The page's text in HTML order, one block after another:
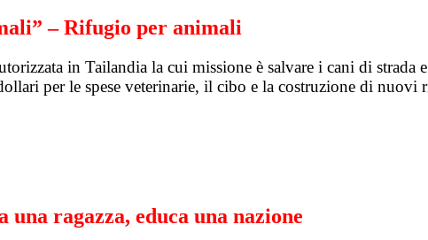
– Rifugio per animali
in Tailandia la cui missione è salvare i cani di strada
per le spese veterinarie, il cibo e la costruzione di nuovi
una ragazza, educa una nazione